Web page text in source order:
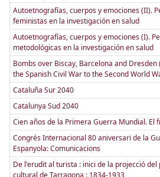
Autoetnografías, cuerpos y emociones (II).
feministas en la investigación en salud
Autoetnografías, cuerpos y emociones (I).
metodológicas en la investigación en salud
Bombs over Biscay, Barcelona and Dresden
the Spanish Civil War to the Second World
Cataluña Sur 2040
Catalunya Sud 2040
Cien años de la Primera Guerra Mundial. El
Congrés Internacional 80 aniversari de la
Espanyola: Comunicacions
De l'erudit al turista : inici de la projecció
cultural de Tarragona : 1834-1933